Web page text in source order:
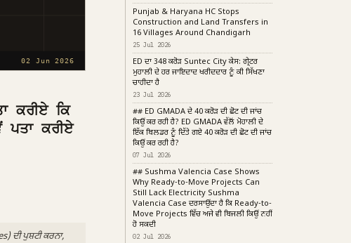
02 Jun 2026
ਕਰੀਏ ਕਿ
ਕਰੀਏ
ਦੀ ਪੁਸ਼ਟੀ ਕਰਨਾ,
Punjab & Haryana HC Stops
Construction and Land Transfers in
16 Villages Around Chandigarh
25 Jul 2026
ED ਦਾ ₹348 ਕਰੋੜ Suntec City ਕੇਸ: ਗ੍ਰੇਟਰ
ਮੁਹਾਲੀ ਦੇ ਹਰ ਜਾਇਦਾਦ ਖਰੀਦਦਾਰ ਨੂੰ ਕੀ ਸਿੱਖਣਾ
ਚਾਹੀਦਾ ਹੈ
23 Jul 2026
## ED GMADA ਦੇ ₹40 ਕਰੋੜ ਦੀ ਛੋਟ ਦੀ ਜਾਂਚ
ਕਿਉਂ ਕਰ ਰਹੀ ਹੈ? ED GMADA ਵੱਲੋਂ ਮੋਹਾਲੀ ਦੇ
ਇੱਕ ਬਿਲਡਰ ਨੂੰ ਦਿੱਤੇ ਗਏ ₹40 ਕਰੋੜ ਦੀ ਛੋਟ ਦੀ ਜਾਂਚ
ਕਿਉਂ ਕਰ ਰਹੀ ਹੈ?
07 Jul 2026
## Sushma Valencia Case Shows
Why Ready-to-Move Projects Can
Still Lack Electricity Sushma
Valencia Case ਦਰਸਾਉਂਦਾ ਹੈ ਕਿ Ready-to-
Move Projects ਵਿੱਚ ਅਜੇ ਵੀ ਬਿਜਲੀ ਕਿਉਂ ਨਹੀਂ
ਹੋ ਸਕਦੀ
02 Jul 2026